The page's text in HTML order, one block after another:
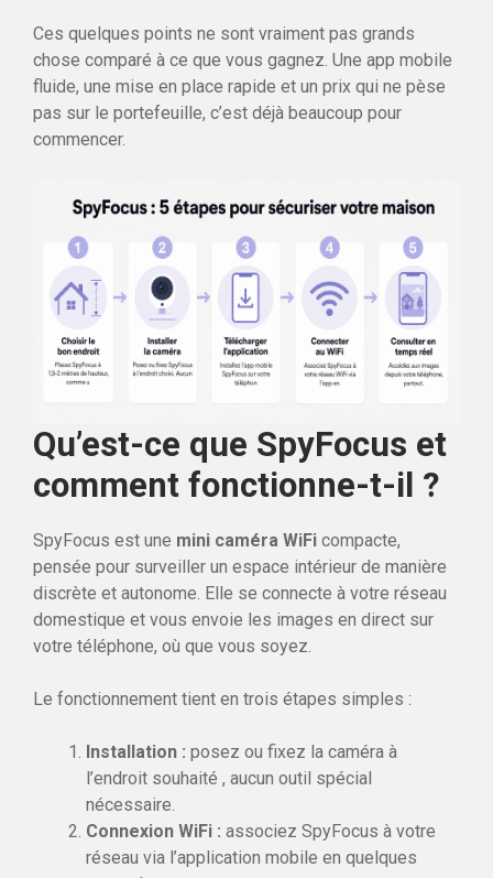
Ces quelques points ne sont vraiment pas grands
chose comparé à ce que vous gagnez. Une app mobile
fluide, une mise en place rapide et un prix qui ne pèse
pas sur le portefeuille, c’est déjà beaucoup pour
commencer.
Qu’est-ce que SpyFocus et
comment fonctionne-t-il ?
SpyFocus est une mini caméra WiFi compacte,
pensée pour surveiller un espace intérieur de manière
discrète et autonome. Elle se connecte à votre réseau
domestique et vous envoie les images en direct sur
votre téléphone, où que vous soyez.
Le fonctionnement tient en trois étapes simples :
Installation : posez ou fixez la caméra à
l’endroit souhaité , aucun outil spécial
nécessaire.
Connexion WiFi : associez SpyFocus à votre
réseau via l’application mobile en quelques